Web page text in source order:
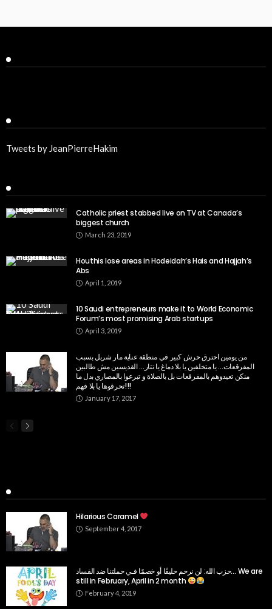
Tweets by JeanPierreHakim
Catholic priest stabbed live on TV at Canada’s
biggest church
March 23, 2019
Houthis lose areas in Hodeidah’s Hais and Hajjah’s
Abs
April 1, 2019
10 Saudi entrepreneurs make it to World Economic
Forum’s most promising Arab startups
April 3, 2019
من يومين احترق حرش كبير في منطقة عناية مار شربل بسبب
المفرقعات… يا متخلفين يا بلا دماغ يا تتار… القديسين مش طالبين
منكن تعيدوهم بالمفرقعات بل بالصلاة و تبرعوا بالمصاري بدل ما
تحرقوها يا بلا فهم!!!
January 17, 2017
Hilarious Caramel
September 4, 2017
حزب الله: لن نرحم حليفًا أو خصمًا فـي حملتنا ضد الفساد… We are
still in February, April in 2 month
February 4, 2019